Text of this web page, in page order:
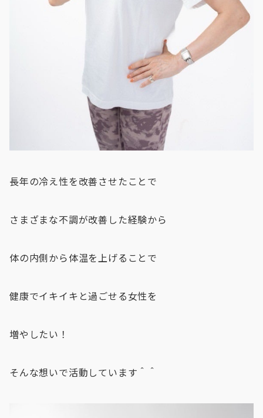
長年の冷え性を改善させたことで
さまざまな不調が改善した経験から
体の内側から体温を上げることで
健康でイキイキと過ごせる女性を
増やしたい！
そんな想いで活動しています＾＾